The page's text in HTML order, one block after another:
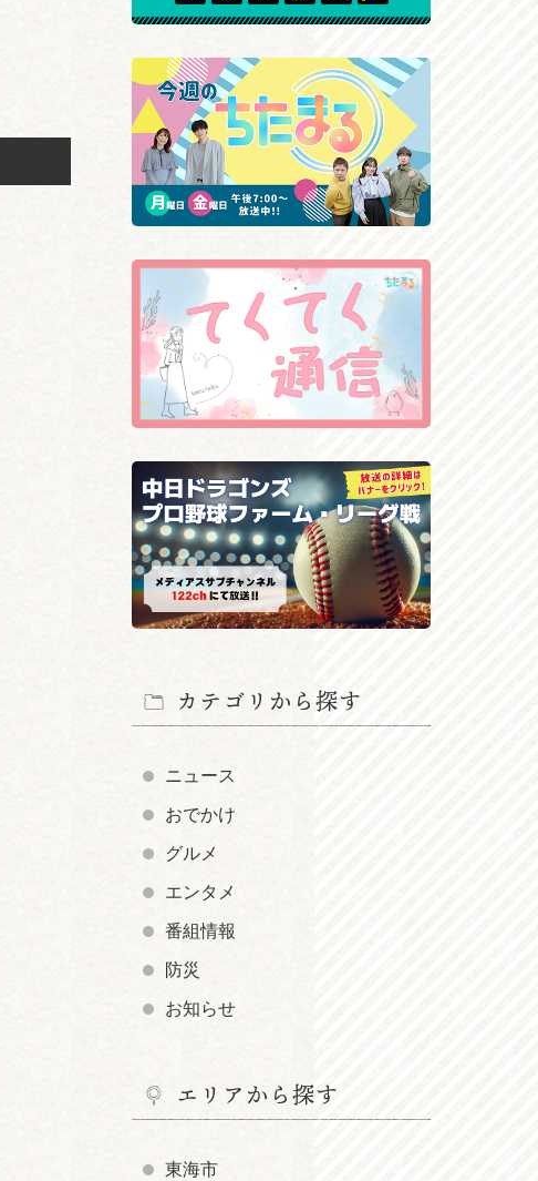
カテゴリから探す
ニュース
おでかけ
グルメ
エンタメ
番組情報
防災
お知らせ
エリアから探す
東海市